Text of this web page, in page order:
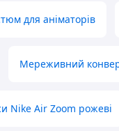
для аніматорів
Мереживний
Nike Air Zoom рожеві